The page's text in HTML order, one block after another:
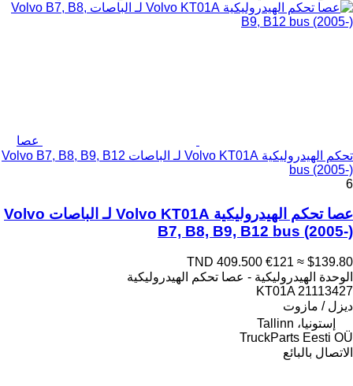
عصا
تحكم الهيدروليكية Volvo KT01A لـ الباصات Volvo B7, B8, B9, B12
bus (2005-)
6
عصا تحكم الهيدروليكية Volvo KT01A لـ الباصات Volvo
B7, B8, B9, B12 bus (2005-)
TND 409.500 €121 ≈ $139.80
الوحدة الهيدروليكية - عصا تحكم الهيدروليكية
KT01A 21113427
ديزل / مازوت
إستونيا، Tallinn
TruckParts Eesti OÜ
الاتصال بالبائع